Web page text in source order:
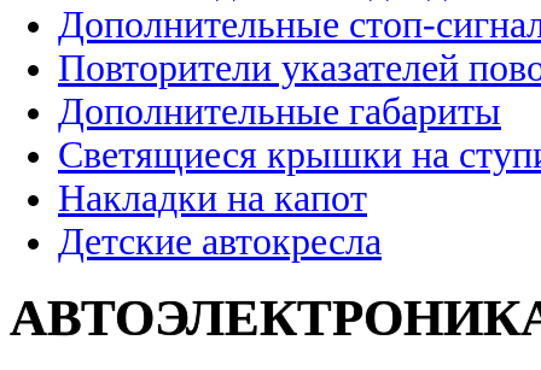
Дополнительные стоп-
Повторители указателей
Дополнительные габариты
Светящиеся крышки на
Накладки на капот
Детские автокресла